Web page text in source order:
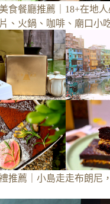
食餐廳推薦｜18+在地
、火鍋、咖啡、廟口小
推薦｜小島走走布朗尼